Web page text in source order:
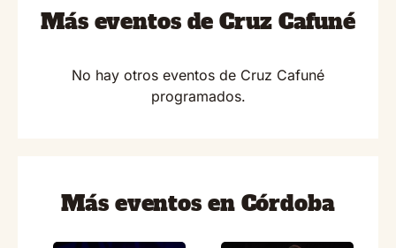
Más eventos de Cruz Cafuné
No hay otros eventos de Cruz Cafuné
programados.
Más eventos en Córdoba